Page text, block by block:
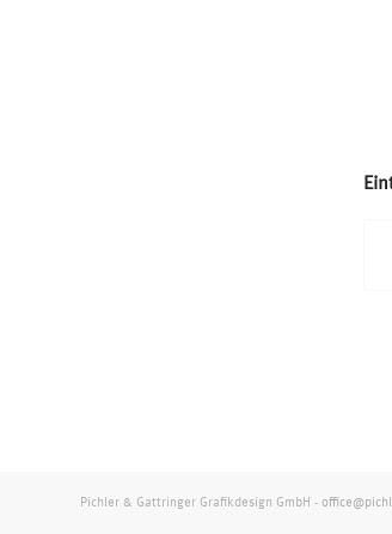
Pichler & Gattringer Grafikdesign GmbH -